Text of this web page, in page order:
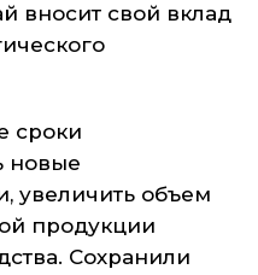
вносит свой вклад
сроки
новые
увеличить объем
продукции
Сохранили